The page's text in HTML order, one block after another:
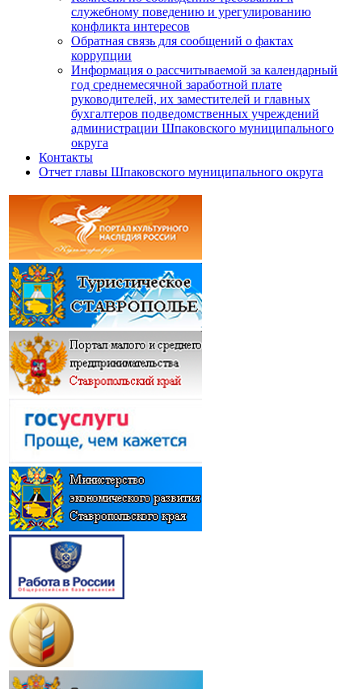
служебному поведению и урегулированию
конфликта интересов
Обратная связь для сообщений о фактах
коррупции
Информация о рассчитываемой за календарный
год среднемесячной заработной плате
руководителей, их заместителей и главных
бухгалтеров подведомственных учреждений
администрации Шпаковского муниципального
округа
Контакты
Отчет главы Шпаковского муниципального округа